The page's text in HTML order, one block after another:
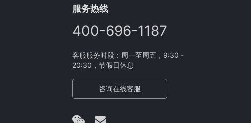
服务热线
400-696-1187
客服服务时段：周一至周五，9:30 -
20:30，节假日休息
咨询在线客服